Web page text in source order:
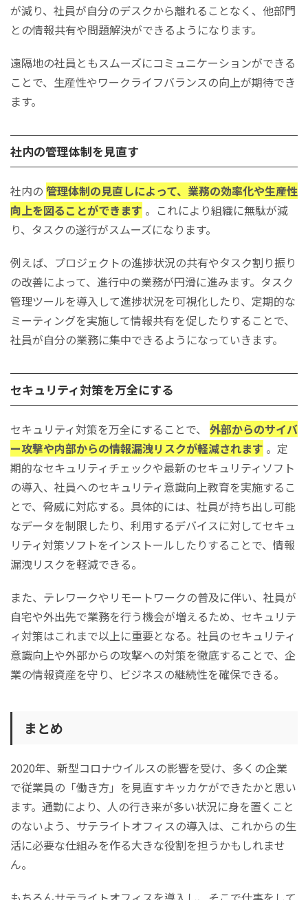
が減り、社員が自分のデスクから離れることなく、他部門
との情報共有や問題解決ができるようになります。
遠隔地の社員ともスムーズにコミュニケーションができる
ことで、生産性やワークライフバランスの向上が期待でき
ます。
社内の管理体制を見直す
社内の 管理体制の見直しによって、業務の効率化や生産性
向上を図ることができます 。これにより組織に無駄が減
り、タスクの遂行がスムーズになります。
例えば、プロジェクトの進捗状況の共有やタスク割り振り
の改善によって、進行中の業務が円滑に進みます。タスク
管理ツールを導入して進捗状況を可視化したり、定期的な
ミーティングを実施して情報共有を促したりすることで、
社員が自分の業務に集中できるようになっていきます。
セキュリティ対策を万全にする
セキュリティ対策を万全にすることで、 外部からのサイバ
ー攻撃や内部からの情報漏洩リスクが軽減されます 。定
期的なセキュリティチェックや最新のセキュリティソフト
の導入、社員へのセキュリティ意識向上教育を実施するこ
とで、脅威に対応する。具体的には、社員が持ち出し可能
なデータを制限したり、利用するデバイスに対してセキュ
リティ対策ソフトをインストールしたりすることで、情報
漏洩リスクを軽減できる。
また、テレワークやリモートワークの普及に伴い、社員が
自宅や外出先で業務を行う機会が増えるため、セキュリテ
ィ対策はこれまで以上に重要となる。社員のセキュリティ
意識向上や外部からの攻撃への対策を徹底することで、企
業の情報資産を守り、ビジネスの継続性を確保できる。
まとめ
2020年、新型コロナウイルスの影響を受け、多くの企業
で従業員の「働き方」を見直すキッカケができたかと思い
ます。通勤により、人の行き来が多い状況に身を置くこと
のないよう、サテライトオフィスの導入は、これからの生
活に必要な仕組みを作る大きな役割を担うかもしれませ
ん。